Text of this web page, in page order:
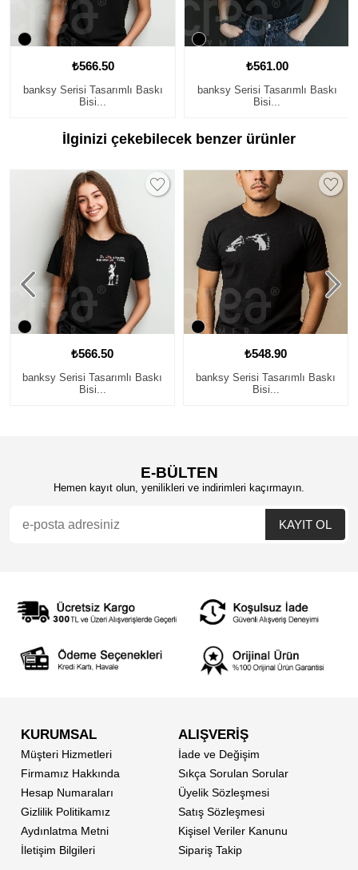
₺566.50
banksy Serisi Tasarımlı Baskı
Bisi...
₺561.00
banksy Serisi Tasarımlı Baskı
Bisi...
İlginizi çekebilecek benzer ürünler
₺566.50
banksy Serisi Tasarımlı Baskı
Bisi...
₺548.90
banksy Serisi Tasarımlı Baskı
Bisi...
E-BÜLTEN
Hemen kayıt olun, yenilikleri ve indirimleri kaçırmayın.
KURUMSAL
Müşteri Hizmetleri
Firmamız Hakkında
Hesap Numaraları
Gizlilik Politikamız
Aydınlatma Metni
İletişim Bilgileri
ALIŞVERİŞ
İade ve Değişim
Sıkça Sorulan Sorular
Üyelik Sözleşmesi
Satış Sözleşmesi
Kişisel Veriler Kanunu
Sipariş Takip